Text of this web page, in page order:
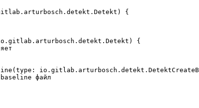
{
{
файл